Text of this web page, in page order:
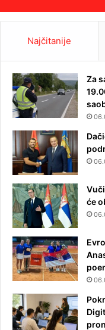
Najčitanije
Za
će